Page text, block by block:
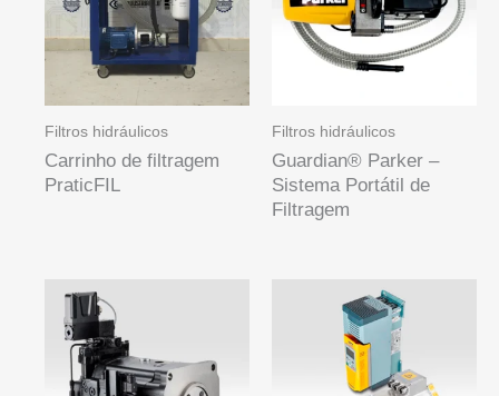
Filtros hidráulicos
Carrinho de filtragem
PraticFIL
Filtros hidráulicos
Guardian® Parker –
Sistema Portátil de
Filtragem